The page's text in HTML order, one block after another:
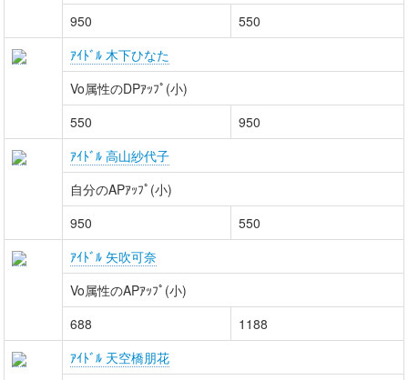
950
550
ｱｲﾄﾞﾙ 木下ひなた
Vo属性のDPｱｯﾌﾟ(小)
550
950
ｱｲﾄﾞﾙ 高山紗代子
自分のAPｱｯﾌﾟ(小)
950
550
ｱｲﾄﾞﾙ 矢吹可奈
Vo属性のAPｱｯﾌﾟ(小)
688
1188
ｱｲﾄﾞﾙ 天空橋朋花